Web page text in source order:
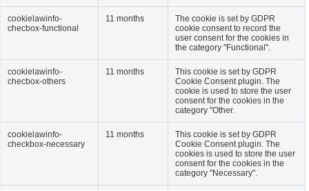
cookielawinfo-
checbox-functional
11 months
The cookie is set by GDPR
cookie consent to record the
user consent for the cookies in
the category "Functional".
cookielawinfo-
checbox-others
11 months
This cookie is set by GDPR
Cookie Consent plugin. The
cookie is used to store the user
consent for the cookies in the
category "Other.
cookielawinfo-
checkbox-necessary
11 months
This cookie is set by GDPR
Cookie Consent plugin. The
cookies is used to store the user
consent for the cookies in the
category "Necessary".